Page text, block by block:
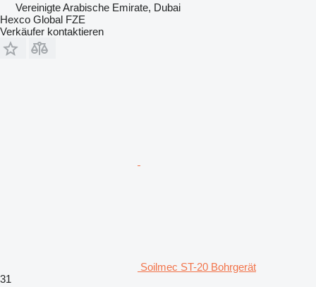
Vereinigte Arabische Emirate, Dubai
Hexco Global FZE
Verkäufer kontaktieren
Soilmec ST-20 Bohrgerät
31